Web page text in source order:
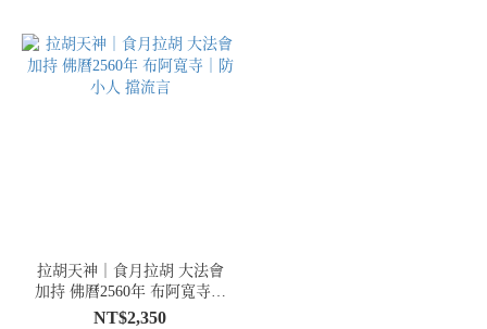
拉胡天神｜食月拉胡 大法會
加持 佛曆2560年 布阿寬寺｜
防小人 擋流言
NT$2,350